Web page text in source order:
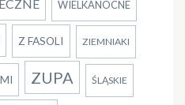
WIELKANOCNE
Z FASOLI ZIEMNIAKI
ZUPA ŚLĄSKIE